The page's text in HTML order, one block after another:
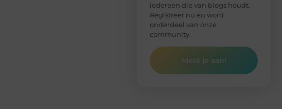
iedereen die van blogs houdt.
Registreer nu en word
onderdeel van onze
community.
Meld je aan!